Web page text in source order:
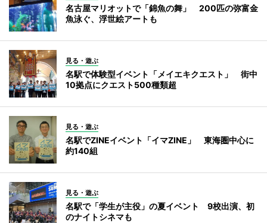
名古屋マリオットで「錦魚の舞」 200匹の弥富金
魚泳ぐ、浮世絵アートも
見る・遊ぶ
名駅で体験型イベント「メイエキクエスト」 街中
10拠点にクエスト500種類超
見る・遊ぶ
名駅でZINEイベント「イマZINE」 東海圏中心に
約140組
見る・遊ぶ
名駅で「学生が主役」の夏イベント 9校出演、初
のナイトシネマも